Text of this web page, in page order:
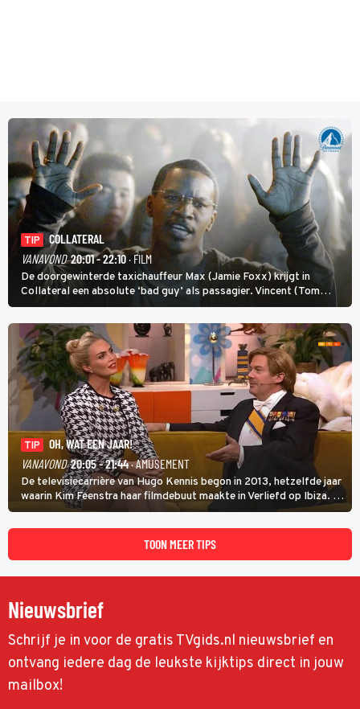
TIP
COLLATERAL
VANAVOND 20:01 - 22:10· FILM
De doorgewinterde taxichauffeur Max (Jamie Foxx) krijgt in
Collateral een absolute ‘bad guy’ als passagier. Vincent (Tom
Cruise) heeft hem nodig om hem de stad door te loodsen om een
wel heel lugubere reden.
TIP
OH, WAT EEN JAAR!
VANAVOND 20:05 - 21:44· AMUSEMENT
De televisiecarrière van Hugo Kennis begon in 2013, hetzelfde jaar
waarin Kim Feenstra haar filmdebuut maakte in Verliefd op Ibiza. In
Oh, Wat een Jaar! wordt duidelijk wat ze nog meer weten van het
jaar waarin ze allebei eindtwintigers waren.
TOON MEER TIPS
Nieuwsbrief
Schrijf je in voor de gratis TVgids.nl nieuwsbrief en
ontvang iedere dag de leukste kijktips direct in jouw
mailbox!